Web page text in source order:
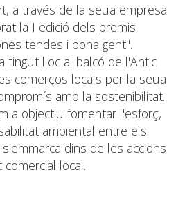
a través de la seua empresa
la I edició dels premis
tendes i bona gent".
tingut lloc al balcó de l'Antic
comerços locals per la seua
amb la sostenibilitat.
a objectiu fomentar l'esforç,
ambiental entre els
dins de les accions
local.